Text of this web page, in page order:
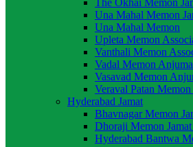
The Okhai Memon
Una Mahal Memon
Una Mahal Memon
Upleta Memon
Vanthali Memon
Vadal Memon
Vasavad Memon
Veraval Patan
Hyderabad Jamat
Bhavnagar Memon
Dhoraji Memon
Hyderabad Bantwa